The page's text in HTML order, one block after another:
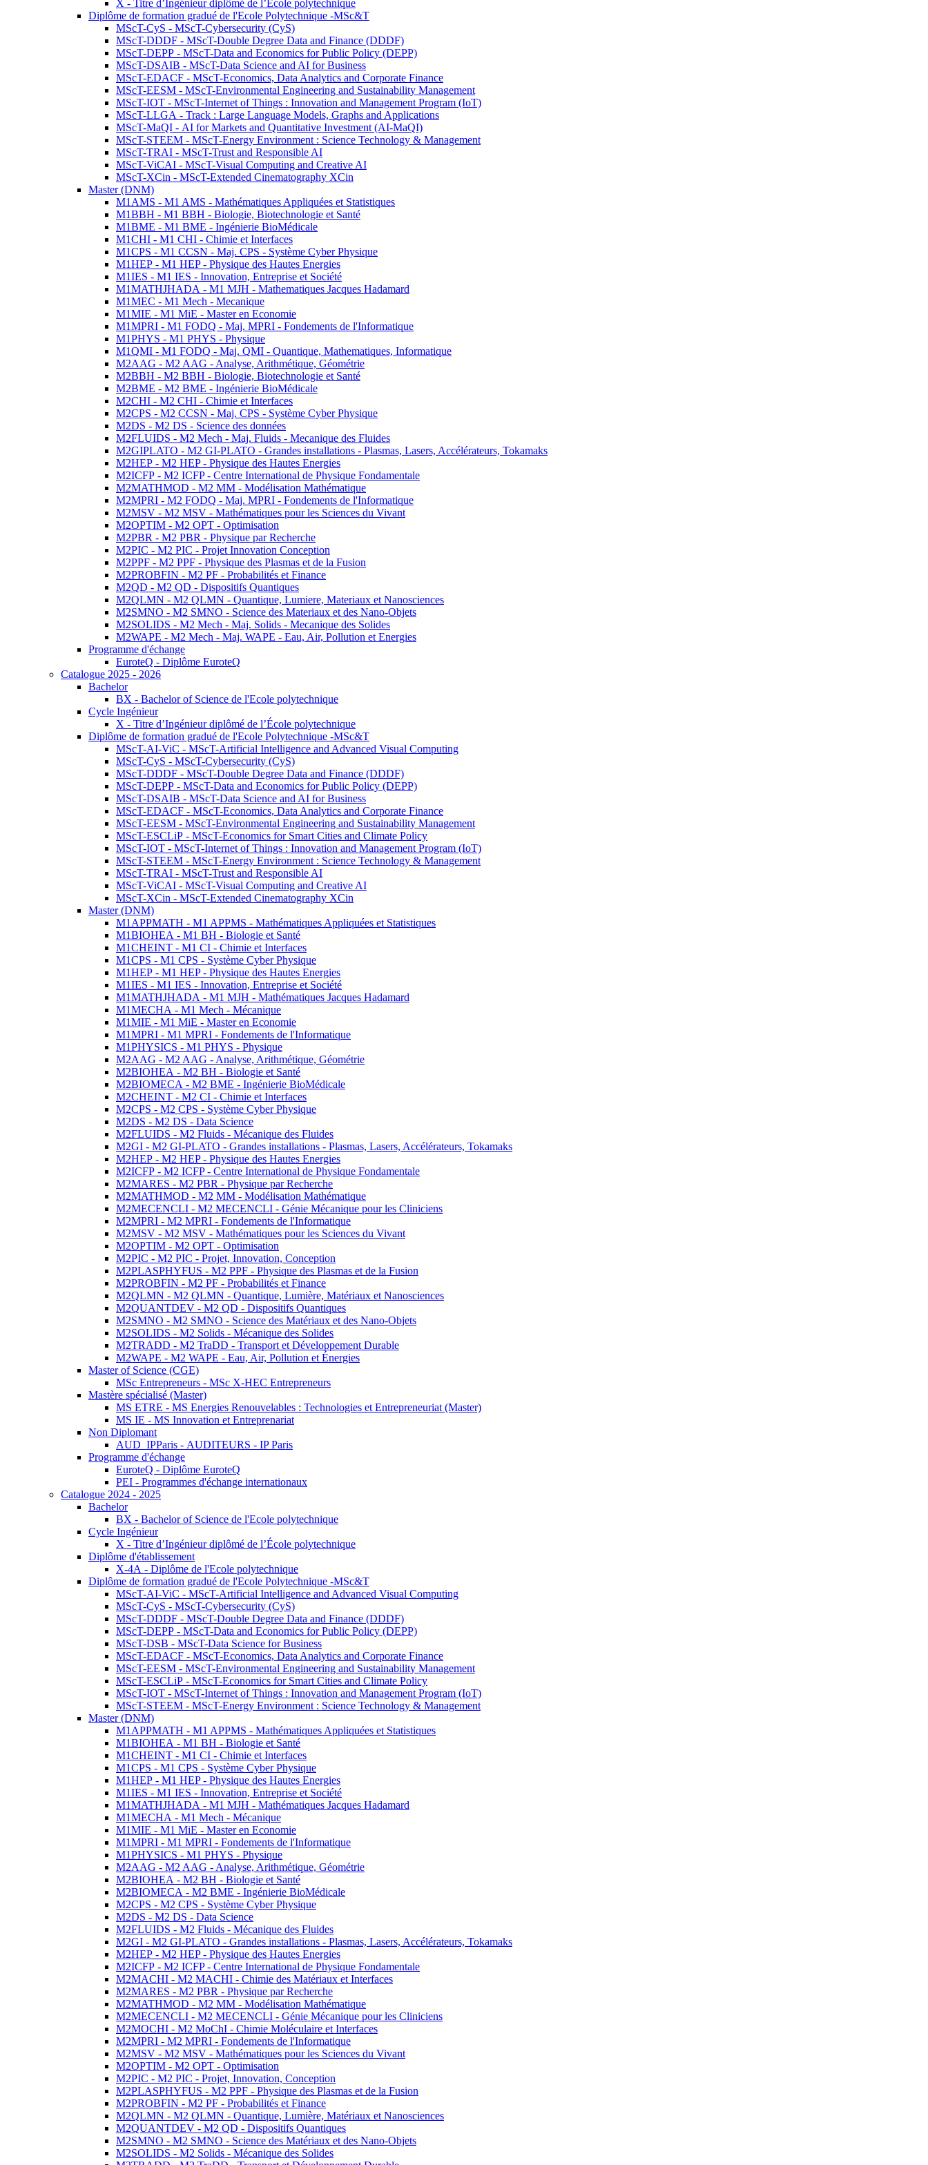
X - Titre d’Ingénieur diplômé de l’École polytechnique
Diplôme de formation gradué de l'Ecole Polytechnique -MSc&T
MScT-CyS - MScT-Cybersecurity (CyS)
MScT-DDDF - MScT-Double Degree Data and Finance (DDDF)
MScT-DEPP - MScT-Data and Economics for Public Policy (DEPP)
MScT-DSAIB - MScT-Data Science and AI for Business
MScT-EDACF - MScT-Economics, Data Analytics and Corporate Finance
MScT-EESM - MScT-Environmental Engineering and Sustainability Management
MScT-IOT - MScT-Internet of Things : Innovation and Management Program (IoT)
MScT-LLGA - Track : Large Language Models, Graphs and Applications
MScT-MaQI - AI for Markets and Quantitative Investment (AI-MaQI)
MScT-STEEM - MScT-Energy Environment : Science Technology & Management
MScT-TRAI - MScT-Trust and Responsible AI
MScT-ViCAI - MScT-Visual Computing and Creative AI
MScT-XCin - MScT-Extended Cinematography XCin
Master (DNM)
M1AMS - M1 AMS - Mathématiques Appliquées et Statistiques
M1BBH - M1 BBH - Biologie, Biotechnologie et Santé
M1BME - M1 BME - Ingénierie BioMédicale
M1CHI - M1 CHI - Chimie et Interfaces
M1CPS - M1 CCSN - Maj. CPS - Système Cyber Physique
M1HEP - M1 HEP - Physique des Hautes Energies
M1IES - M1 IES - Innovation, Entreprise et Société
M1MATHJHADA - M1 MJH - Mathematiques Jacques Hadamard
M1MEC - M1 Mech - Mecanique
M1MIE - M1 MiE - Master en Economie
M1MPRI - M1 FODQ - Maj. MPRI - Fondements de l'Informatique
M1PHYS - M1 PHYS - Physique
M1QMI - M1 FODQ - Maj. QMI - Quantique, Mathematiques, Informatique
M2AAG - M2 AAG - Analyse, Arithmétique, Géométrie
M2BBH - M2 BBH - Biologie, Biotechnologie et Santé
M2BME - M2 BME - Ingénierie BioMédicale
M2CHI - M2 CHI - Chimie et Interfaces
M2CPS - M2 CCSN - Maj. CPS - Système Cyber Physique
M2DS - M2 DS - Science des données
M2FLUIDS - M2 Mech - Maj. Fluids - Mecanique des Fluides
M2GIPLATO - M2 GI-PLATO - Grandes installations - Plasmas, Lasers, Accélérateurs, Tokamaks
M2HEP - M2 HEP - Physique des Hautes Energies
M2ICFP - M2 ICFP - Centre International de Physique Fondamentale
M2MATHMOD - M2 MM - Modélisation Mathématique
M2MPRI - M2 FODQ - Maj. MPRI - Fondements de l'Informatique
M2MSV - M2 MSV - Mathématiques pour les Sciences du Vivant
M2OPTIM - M2 OPT - Optimisation
M2PBR - M2 PBR - Physique par Recherche
M2PIC - M2 PIC - Projet Innovation Conception
M2PPF - M2 PPF - Physique des Plasmas et de la Fusion
M2PROBFIN - M2 PF - Probabilités et Finance
M2QD - M2 QD - Dispositifs Quantiques
M2QLMN - M2 QLMN - Quantique, Lumiere, Materiaux et Nanosciences
M2SMNO - M2 SMNO - Science des Materiaux et des Nano-Objets
M2SOLIDS - M2 Mech - Maj. Solids - Mecanique des Solides
M2WAPE - M2 Mech - Maj. WAPE - Eau, Air, Pollution et Energies
Programme d'échange
EuroteQ - Diplôme EuroteQ
Catalogue 2025 - 2026
Bachelor
BX - Bachelor of Science de l'Ecole polytechnique
Cycle Ingénieur
X - Titre d’Ingénieur diplômé de l’École polytechnique
Diplôme de formation gradué de l'Ecole Polytechnique -MSc&T
MScT-AI-ViC - MScT-Artificial Intelligence and Advanced Visual Computing
MScT-CyS - MScT-Cybersecurity (CyS)
MScT-DDDF - MScT-Double Degree Data and Finance (DDDF)
MScT-DEPP - MScT-Data and Economics for Public Policy (DEPP)
MScT-DSAIB - MScT-Data Science and AI for Business
MScT-EDACF - MScT-Economics, Data Analytics and Corporate Finance
MScT-EESM - MScT-Environmental Engineering and Sustainability Management
MScT-ESCLiP - MScT-Economics for Smart Cities and Climate Policy
MScT-IOT - MScT-Internet of Things : Innovation and Management Program (IoT)
MScT-STEEM - MScT-Energy Environment : Science Technology & Management
MScT-TRAI - MScT-Trust and Responsible AI
MScT-ViCAI - MScT-Visual Computing and Creative AI
MScT-XCin - MScT-Extended Cinematography XCin
Master (DNM)
M1APPMATH - M1 APPMS - Mathématiques Appliquées et Statistiques
M1BIOHEA - M1 BH - Biologie et Santé
M1CHEINT - M1 CI - Chimie et Interfaces
M1CPS - M1 CPS - Système Cyber Physique
M1HEP - M1 HEP - Physique des Hautes Energies
M1IES - M1 IES - Innovation, Entreprise et Société
M1MATHJHADA - M1 MJH - Mathématiques Jacques Hadamard
M1MECHA - M1 Mech - Mécanique
M1MIE - M1 MiE - Master en Economie
M1MPRI - M1 MPRI - Fondements de l'Informatique
M1PHYSICS - M1 PHYS - Physique
M2AAG - M2 AAG - Analyse, Arithmétique, Géométrie
M2BIOHEA - M2 BH - Biologie et Santé
M2BIOMECA - M2 BME - Ingénierie BioMédicale
M2CHEINT - M2 CI - Chimie et Interfaces
M2CPS - M2 CPS - Système Cyber Physique
M2DS - M2 DS - Data Science
M2FLUIDS - M2 Fluids - Mécanique des Fluides
M2GI - M2 GI-PLATO - Grandes installations - Plasmas, Lasers, Accélérateurs, Tokamaks
M2HEP - M2 HEP - Physique des Hautes Energies
M2ICFP - M2 ICFP - Centre International de Physique Fondamentale
M2MARES - M2 PBR - Physique par Recherche
M2MATHMOD - M2 MM - Modélisation Mathématique
M2MECENCLI - M2 MECENCLI - Génie Mécanique pour les Cliniciens
M2MPRI - M2 MPRI - Fondements de l'Informatique
M2MSV - M2 MSV - Mathématiques pour les Sciences du Vivant
M2OPTIM - M2 OPT - Optimisation
M2PIC - M2 PIC - Projet, Innovation, Conception
M2PLASPHYFUS - M2 PPF - Physique des Plasmas et de la Fusion
M2PROBFIN - M2 PF - Probabilités et Finance
M2QLMN - M2 QLMN - Quantique, Lumière, Matériaux et Nanosciences
M2QUANTDEV - M2 QD - Dispositifs Quantiques
M2SMNO - M2 SMNO - Science des Matériaux et des Nano-Objets
M2SOLIDS - M2 Solids - Mécanique des Solides
M2TRADD - M2 TraDD - Transport et Développement Durable
M2WAPE - M2 WAPE - Eau, Air, Pollution et Énergies
Master of Science (CGE)
MSc Entrepreneurs - MSc X-HEC Entrepreneurs
Mastère spécialisé (Master)
MS ETRE - MS Energies Renouvelables : Technologies et Entrepreneuriat (Master)
MS IE - MS Innovation et Entreprenariat
Non Diplomant
AUD_IPParis - AUDITEURS - IP Paris
Programme d'échange
EuroteQ - Diplôme EuroteQ
PEI - Programmes d'échange internationaux
Catalogue 2024 - 2025
Bachelor
BX - Bachelor of Science de l'Ecole polytechnique
Cycle Ingénieur
X - Titre d’Ingénieur diplômé de l’École polytechnique
Diplôme d'établissement
X-4A - Diplôme de l'Ecole polytechnique
Diplôme de formation gradué de l'Ecole Polytechnique -MSc&T
MScT-AI-ViC - MScT-Artificial Intelligence and Advanced Visual Computing
MScT-CyS - MScT-Cybersecurity (CyS)
MScT-DDDF - MScT-Double Degree Data and Finance (DDDF)
MScT-DEPP - MScT-Data and Economics for Public Policy (DEPP)
MScT-DSB - MScT-Data Science for Business
MScT-EDACF - MScT-Economics, Data Analytics and Corporate Finance
MScT-EESM - MScT-Environmental Engineering and Sustainability Management
MScT-ESCLiP - MScT-Economics for Smart Cities and Climate Policy
MScT-IOT - MScT-Internet of Things : Innovation and Management Program (IoT)
MScT-STEEM - MScT-Energy Environment : Science Technology & Management
Master (DNM)
M1APPMATH - M1 APPMS - Mathématiques Appliquées et Statistiques
M1BIOHEA - M1 BH - Biologie et Santé
M1CHEINT - M1 CI - Chimie et Interfaces
M1CPS - M1 CPS - Système Cyber Physique
M1HEP - M1 HEP - Physique des Hautes Energies
M1IES - M1 IES - Innovation, Entreprise et Société
M1MATHJHADA - M1 MJH - Mathématiques Jacques Hadamard
M1MECHA - M1 Mech - Mécanique
M1MIE - M1 MiE - Master en Economie
M1MPRI - M1 MPRI - Fondements de l'Informatique
M1PHYSICS - M1 PHYS - Physique
M2AAG - M2 AAG - Analyse, Arithmétique, Géométrie
M2BIOHEA - M2 BH - Biologie et Santé
M2BIOMECA - M2 BME - Ingénierie BioMédicale
M2CPS - M2 CPS - Système Cyber Physique
M2DS - M2 DS - Data Science
M2FLUIDS - M2 Fluids - Mécanique des Fluides
M2GI - M2 GI-PLATO - Grandes installations - Plasmas, Lasers, Accélérateurs, Tokamaks
M2HEP - M2 HEP - Physique des Hautes Energies
M2ICFP - M2 ICFP - Centre International de Physique Fondamentale
M2MACHI - M2 MACHI - Chimie des Matériaux et Interfaces
M2MARES - M2 PBR - Physique par Recherche
M2MATHMOD - M2 MM - Modélisation Mathématique
M2MECENCLI - M2 MECENCLI - Génie Mécanique pour les Cliniciens
M2MOCHI - M2 MoChI - Chimie Moléculaire et Interfaces
M2MPRI - M2 MPRI - Fondements de l'Informatique
M2MSV - M2 MSV - Mathématiques pour les Sciences du Vivant
M2OPTIM - M2 OPT - Optimisation
M2PIC - M2 PIC - Projet, Innovation, Conception
M2PLASPHYFUS - M2 PPF - Physique des Plasmas et de la Fusion
M2PROBFIN - M2 PF - Probabilités et Finance
M2QLMN - M2 QLMN - Quantique, Lumière, Matériaux et Nanosciences
M2QUANTDEV - M2 QD - Dispositifs Quantiques
M2SMNO - M2 SMNO - Science des Matériaux et des Nano-Objets
M2SOLIDS - M2 Solids - Mécanique des Solides